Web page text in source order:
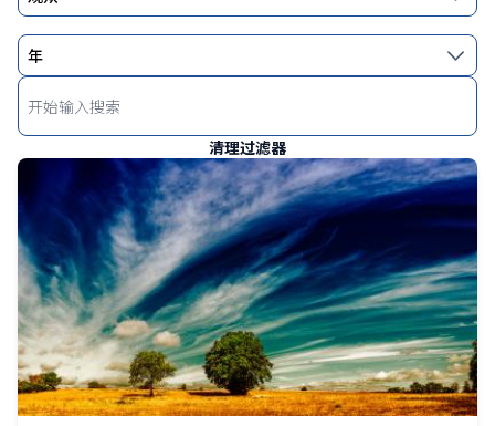
Enter
keyword
will
automatically
refresh
as
filter
values
change.
清理过滤器